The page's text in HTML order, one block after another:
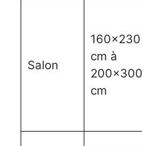
Salon
160×230
cm à
200×300
cm